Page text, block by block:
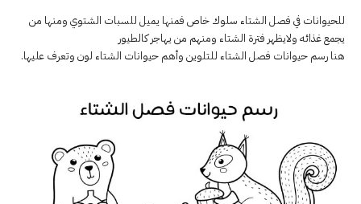
للحيوانات في فصل الشتاء سلوك خاص فمنها يميل للسبات الشتوي ومنها من
يجمع غذائه ولايظهر فترة الشتاء ومنهم من يهاجر كالطيور
هنا رسم حيوانات فصل الشتاء للتلوين وأهم حيوانات الشتاء لون وتعرف عليها.